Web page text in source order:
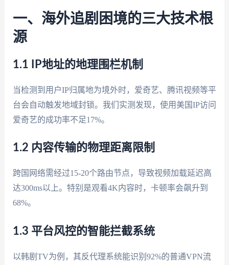
一、海外追剧困境的三大技术根
源
1.1 IP地址的地理围栏机制
当检测到用户IP归属地为境外时，爱奇艺、腾讯视频等平
台会自动触发地域封锁。我们实测发现，使用美国IP访问
爱奇艺的成功率不足17%。
1.2 内容传输的物理距离限制
跨国网络需经过15-20个路由节点，导致视频加载延迟高
达300ms以上。特别是观看4K内容时，卡顿率会飙升到
68%。
1.3 平台风控的智能拦截系统
以韩剧TV为例，其反代理系统能识别92%的普通VPN流